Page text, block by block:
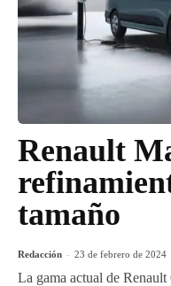
Renault
tamaño
Redacción - 23 de febrero de 2024
La gama actual de